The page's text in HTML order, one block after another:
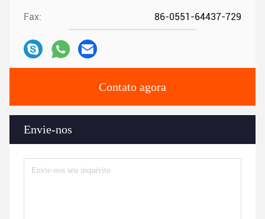
Fax: 86-0551-64437-729
Contato agora
Envie-nos